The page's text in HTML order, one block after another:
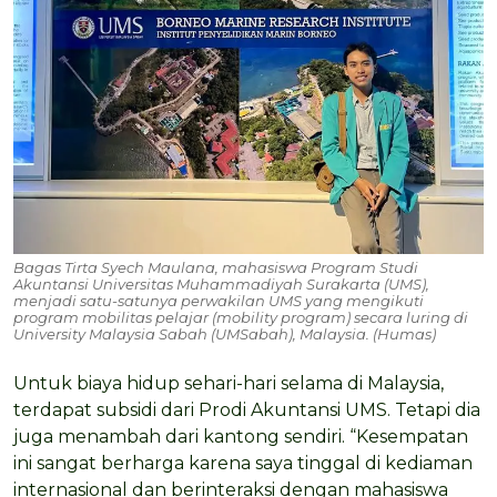
Bagas Tirta Syech Maulana, mahasiswa Program Studi
Akuntansi Universitas Muhammadiyah Surakarta (UMS),
menjadi satu-satunya perwakilan UMS yang mengikuti
program mobilitas pelajar (mobility program) secara luring di
University Malaysia Sabah (UMSabah), Malaysia. (Humas)
Untuk biaya hidup sehari-hari selama di Malaysia,
terdapat subsidi dari Prodi Akuntansi UMS. Tetapi dia
juga menambah dari kantong sendiri. “Kesempatan
ini sangat berharga karena saya tinggal di kediaman
internasional dan berinteraksi dengan mahasiswa